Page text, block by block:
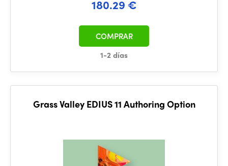
180.29 €
1-2 días
COMPRAR
Grass Valley EDIUS 11 Authoring Option